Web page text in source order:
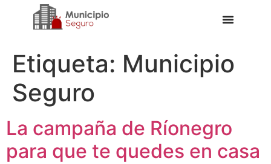
Etiqueta: Municipio
Seguro
La campaña de Ríonegro
para que te quedes en casa